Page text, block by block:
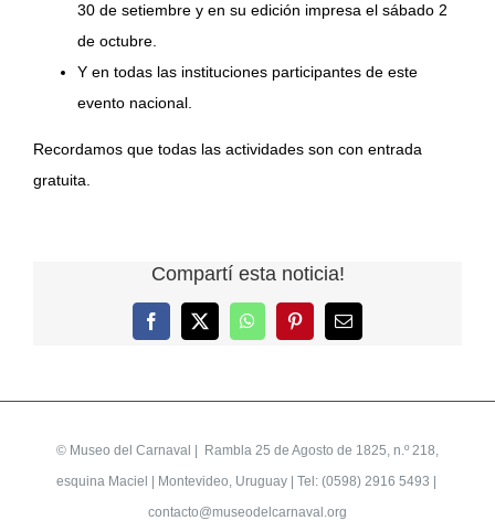
30 de setiembre y en su edición impresa el sábado 2
de octubre.
Y en todas las instituciones participantes de este
evento nacional.
Recordamos que todas las actividades son con entrada
gratuita.
Compartí esta noticia!
Facebook
X WhatsAppPinterestCorreo
© Museo del Carnaval
| Rambla 25 de Agosto de 1825, n.º 218,
esquina Maciel | Montevideo, Uruguay | Tel: (0598) 2916 5493 |
contacto@museodelcarnaval.org